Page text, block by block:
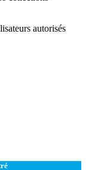
autorisés